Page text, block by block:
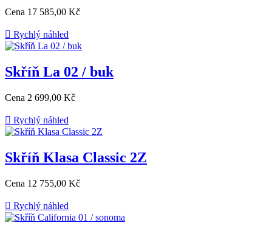
Cena 17 585,00 Kč
 Rychlý náhled
Skříň La 02 / buk
Cena 2 699,00 Kč
 Rychlý náhled
Skříň Klasa Classic 2Z
Cena 12 755,00 Kč
 Rychlý náhled